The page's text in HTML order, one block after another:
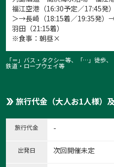
福江空港（16:30予定／17:45発
＞→長崎（18:15着／19:35発
羽田（21:15着）
※食事：朝昼×
「＝」バス・タクシー等、「…」徒歩
鉄道・ロープウェイ等
旅行代金（大人お1人様）
旅行代金 -
出発日 次回開催未定